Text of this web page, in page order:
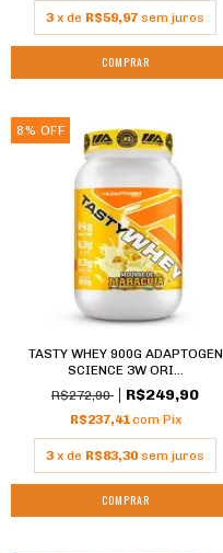
3 x de R$59,97 sem juros
COMPRAR
8% OFF
TASTY WHEY 900G ADAPTOGEN
SCIENCE 3W ORI...
R$272,90
R$249,90
R$237,41com Pix
3 x de R$83,30 sem juros